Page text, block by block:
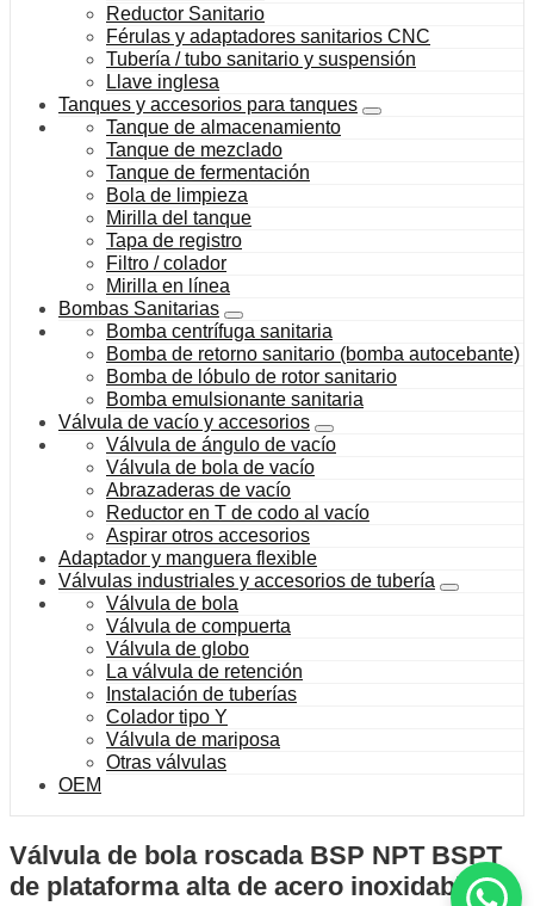
Reductor Sanitario
Férulas y adaptadores sanitarios CNC
Tubería / tubo sanitario y suspensión
Llave inglesa
Tanques y accesorios para tanques
Tanque de almacenamiento
Tanque de mezclado
Tanque de fermentación
Bola de limpieza
Mirilla del tanque
Tapa de registro
Filtro / colador
Mirilla en línea
Bombas Sanitarias
Bomba centrífuga sanitaria
Bomba de retorno sanitario (bomba autocebante)
Bomba de lóbulo de rotor sanitario
Bomba emulsionante sanitaria
Válvula de vacío y accesorios
Válvula de ángulo de vacío
Válvula de bola de vacío
Abrazaderas de vacío
Reductor en T de codo al vacío
Aspirar otros accesorios
Adaptador y manguera flexible
Válvulas industriales y accesorios de tubería
Válvula de bola
Válvula de compuerta
Válvula de globo
La válvula de retención
Instalación de tuberías
Colador tipo Y
Válvula de mariposa
Otras válvulas
OEM
Válvula de bola roscada BSP NPT BSPT
de plataforma alta de acero inoxidable de